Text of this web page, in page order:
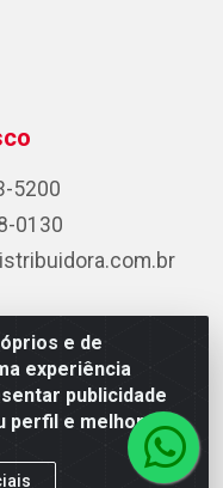
e de
experiência
publicidade
perfil e melhorar a
5200
0130
de Campos, 42 -
- CEP 20.920-410 -
85